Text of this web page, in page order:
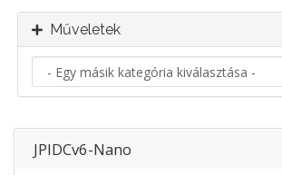
Műveletek
JPIDCv6-Nano